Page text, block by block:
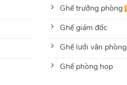
Ghế trưởng phòng
Ghế giám đốc
Ghế lưới văn phòng
Ghế phòng họp